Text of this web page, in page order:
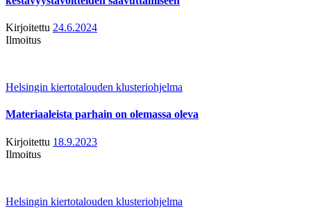
Kirjoitettu 24.6.2024
Ilmoitus
Helsingin kiertotalouden klusteriohjelma
Materiaaleista parhain on olemassa oleva
Kirjoitettu 18.9.2023
Ilmoitus
Helsingin kiertotalouden klusteriohjelma